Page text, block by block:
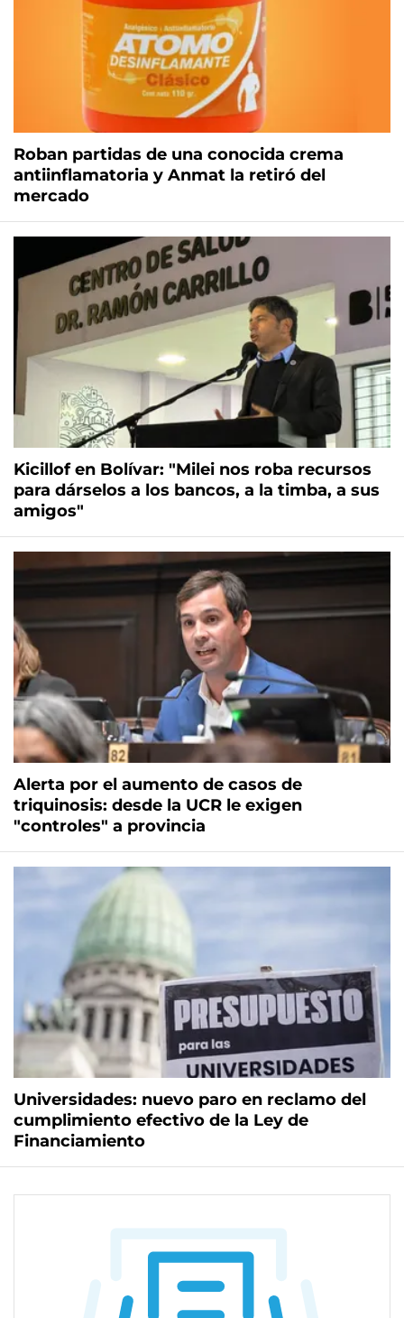
Roban partidas de una conocida crema
antiinflamatoria y Anmat la retiró del
mercado
Kicillof en Bolívar: "Milei nos roba recursos
para dárselos a los bancos, a la timba, a sus
amigos"
Alerta por el aumento de casos de
triquinosis: desde la UCR le exigen
"controles" a provincia
Universidades: nuevo paro en reclamo del
cumplimiento efectivo de la Ley de
Financiamiento